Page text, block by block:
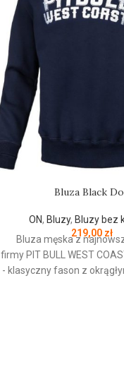
Bluza Black
ON, Bluzy, Bluzy bez
219,00 zł
Bluza męska z
firmy PIT BULL WEST
- klasyczny fason z